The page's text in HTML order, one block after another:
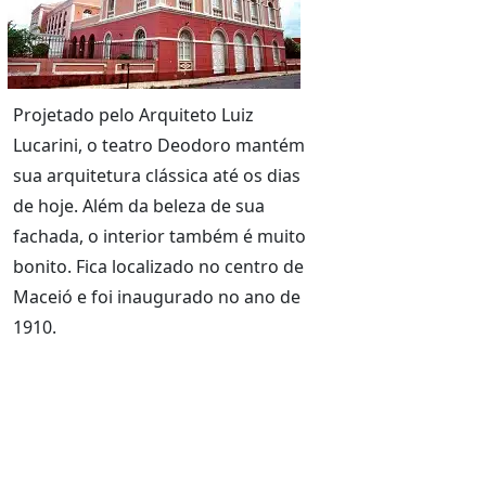
Projetado pelo Arquiteto Luiz
Lucarini, o teatro Deodoro mantém
sua arquitetura clássica até os dias
de hoje. Além da beleza de sua
fachada, o interior também é muito
bonito. Fica localizado no centro de
Maceió e foi inaugurado no ano de
1910.